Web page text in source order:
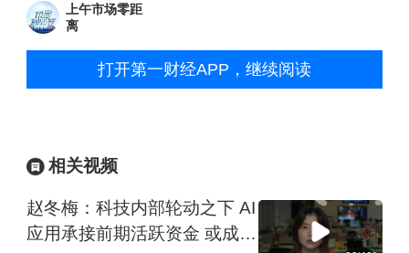
上午市场零距
离
打开第一财经APP，继续阅读
相关视频
赵冬梅：科技内部轮动之下 AI
应用承接前期活跃资金 或成为